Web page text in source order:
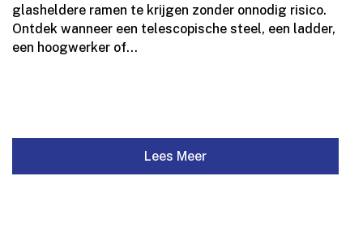
glasheldere ramen te krijgen zonder onnodig risico.​
Ontdek wanneer een telescopische steel, een ladder,
een hoogwerker of...
Lees Meer